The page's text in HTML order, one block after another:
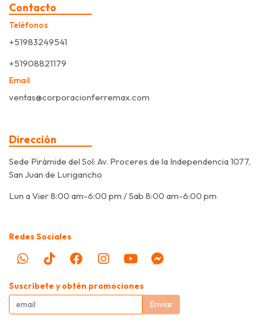
Contacto
Teléfonos
+51983249541
+51908821179
Email
ventas@corporacionferremax.com
Dirección
Sede Pirámide del Sol: Av. Proceres de la Independencia 1077,
San Juan de Lurigancho
Lun a Vier 8:00 am-6:00 pm / Sab 8:00 am-6:00 pm
Redes Sociales
Suscríbete y obtén promociones
Enviar